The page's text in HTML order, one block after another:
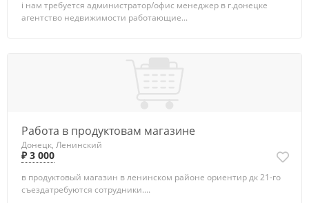
i нам требуется администратор/офис менеджер в г.донецке ​​​​​​​
агентство недвижимости работающие...
Работа в продуктовам магазине
Донецк, Ленинский
₽ 3 000
в продуктовый магазин в ленинском районе ориентир дк 21-го
съездатребуются сотрудники....